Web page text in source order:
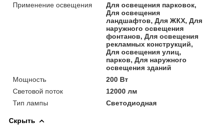
Применение освещения
Для освещения парковок,
Для освещения
ландшафтов, Для ЖКХ, Для
наружного освещения
фонтанов, Для освещения
рекламных конструкций,
Для освещения улиц,
парков, Для наружного
освещения зданий
Мощность
200 Вт
Световой поток
12000 лм
Тип лампы
Светодиодная
Скрыть